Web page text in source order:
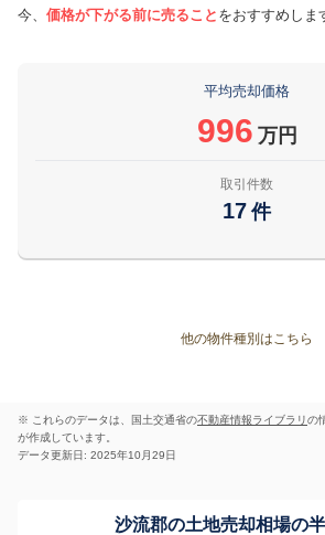
今、 価格が下がる前に売ること をおすすめしま
平均売却価格
996 万円
取引件数
17 件
他の物件種別はこちら
※ これらのデータは、国土交通省の不動産情報ライブラリの
が作成しています。
データ更新日: 2025年10月29日
沙流郡の土地売却相場の